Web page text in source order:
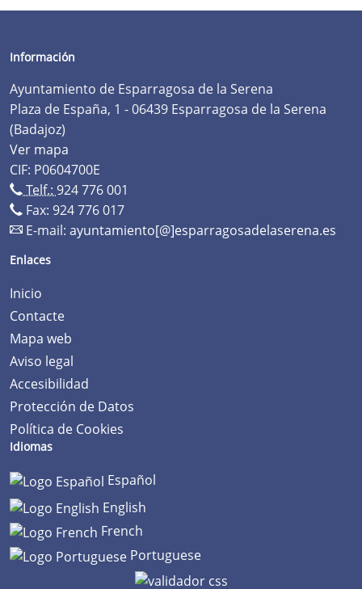
Información
Ayuntamiento de Esparragosa de la Serena
Plaza de España, 1 - 06439 Esparragosa de la Serena
(Badajoz)
Ver mapa
CIF: P0604700E
Telf.: 924 776 001
Fax: 924 776 017
E-mail: ayuntamiento[@]esparragosadelaserena.es
Enlaces
Inicio
Contacte
Mapa web
Aviso legal
Accesibilidad
Protección de Datos
Política de Cookies
Idiomas
Español
English
French
Portuguese